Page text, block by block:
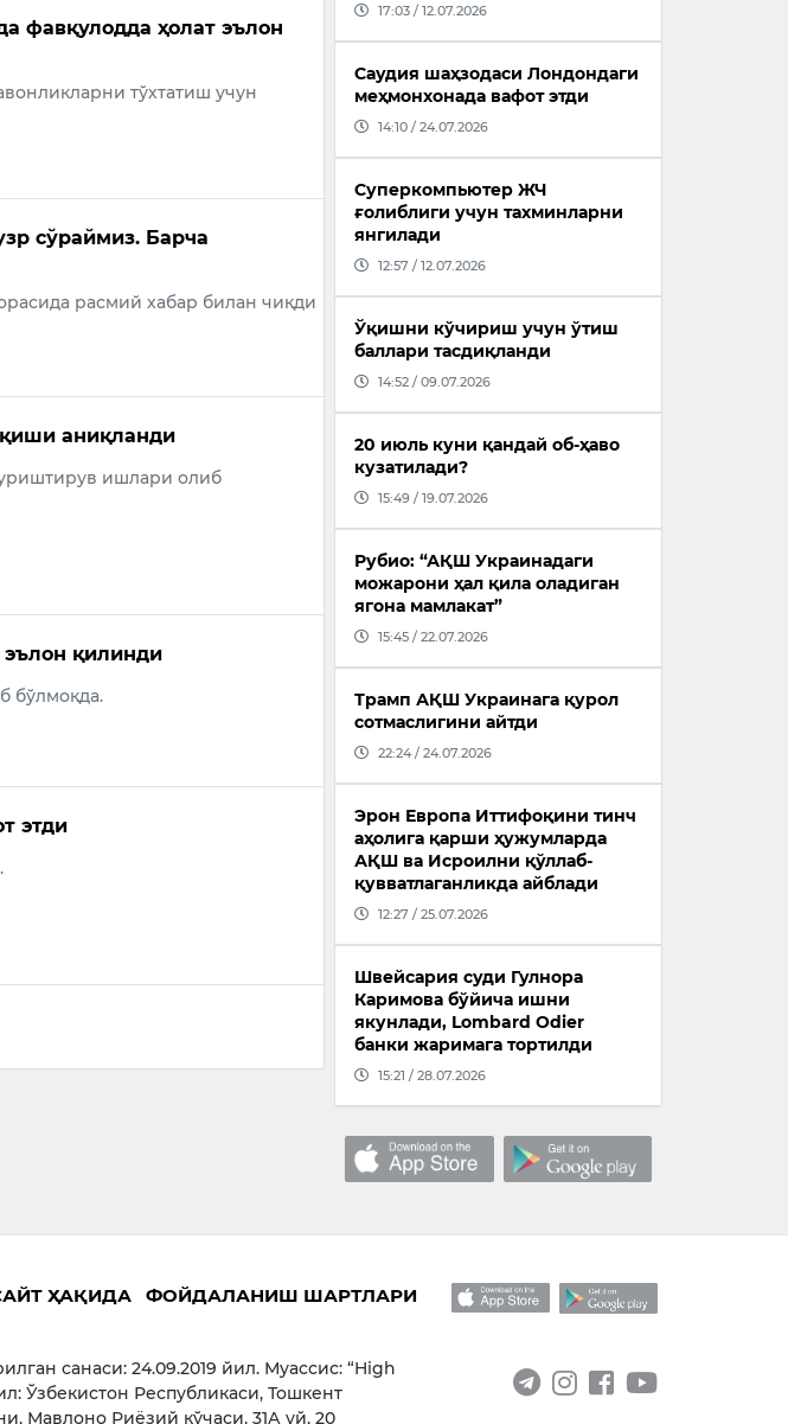
фавқулодда ҳолат эълон
тўхтатиш учун
сўраймиз. Барча
расмий хабар билан чиқди
аниқланди
ишлари олиб
қилинди
бўлмоқда.
этди
17:03 / 12.07.2026
Саудия шаҳзодаси Лондондаги
меҳмонхонада вафот этди
14:10 / 24.07.2026
Суперкомпьютер ЖЧ
ғолиблиги учун тахминларни
янгилади
12:57 / 12.07.2026
Ўқишни кўчириш учун ўтиш
баллари тасдиқланди
14:52 / 09.07.2026
20 июль куни қандай об-ҳаво
кузатилади?
15:49 / 19.07.2026
Рубио: “АҚШ Украинадаги
можарони ҳал қила оладиган
ягона мамлакат”
15:45 / 22.07.2026
Трамп АҚШ Украинага қурол
сотмаслигини айтди
22:24 / 24.07.2026
Эрон Европа Иттифоқини тинч
аҳолига қарши ҳужумларда
АҚШ ва Исроилни қўллаб-
қувватлаганликда айблади
12:27 / 25.07.2026
Швейсария суди Гулнора
Каримова бўйича ишни
якунлади, Lombard Odier
банки жаримага тортилди
15:21 / 28.07.2026
ҲАҚИДА ФОЙДАЛАНИШ ШАРТЛАРИ
санаси: 24.09.2019 йил. Муассис: “High
Ўзбекистон Республикаси, Тошкент
Мавлоно Риёзий кўчаси, 31А уй, 20